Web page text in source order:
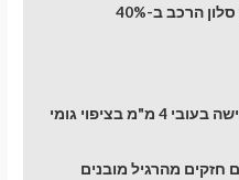
הרכב ב-40%
מסגרת מתכת חזקה וגמישה בעובי 4 מ"מ בציפוי גומי
חזקים מהרגיל מובנים